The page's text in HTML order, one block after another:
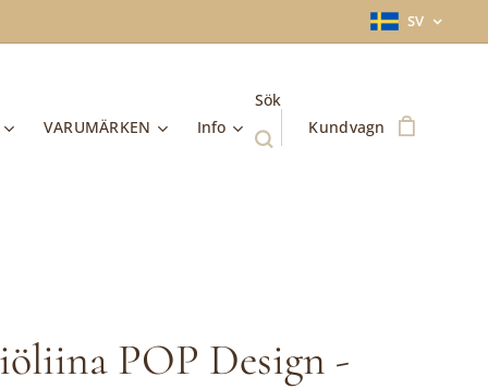
SV
VARUMÄRKEN Info
Sök
Kundvagn
POP Design -